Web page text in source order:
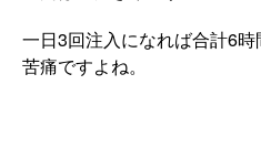
一日3回注入になれば合計6
苦痛ですよね。